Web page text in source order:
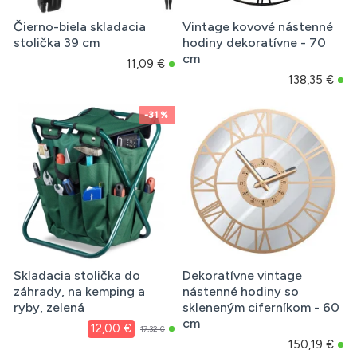
Čierno-biela skladacia
stolička 39 cm
11,09 €
Vintage kovové nástenné
hodiny dekoratívne - 70
cm
138,35 €
-31 %
Skladacia stolička do
záhrady, na kemping a
ryby, zelená
12,00 € 17,32 €
Dekoratívne vintage
nástenné hodiny so
skleneným ciferníkom - 60
cm
150,19 €